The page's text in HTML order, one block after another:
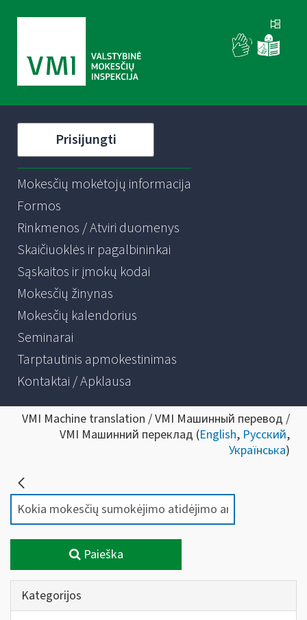
Prisijungti
Mokesčių mokėtojų informacija
Formos
Rinkmenos / Atviri duomenys
Skaičiuoklės ir pagalbininkai
Sąskaitos ir įmokų kodai
Mokesčių žinynas
Mokesčių kalendorius
Seminarai
Tarptautinis apmokestinimas
Kontaktai / Apklausa
VMI Machine translation / VMI Машинный перевод /
VMI Машинний переклад (English, Русский,
Українська)
Paieška
Kategorijos